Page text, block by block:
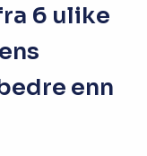
6 ulike
enn